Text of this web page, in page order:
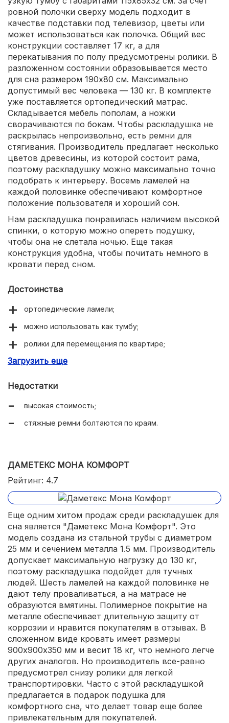
ровной полочки сверху модель подходит в
качестве подставки под телевизор, цветы или
может использоваться как полочка. Общий вес
конструкции составляет 17 кг, а для
перекатывания по полу предусмотрены ролики. В
разложенном состоянии образовывается место
для сна размером 190х80 см. Максимально
допустимый вес человека — 130 кг. В комплекте
уже поставляется ортопедический матрас.
Складывается мебель пополам, а ножки
сворачиваются по бокам. Чтобы раскладушка не
раскрылась непроизвольно, есть ремни для
стягивания. Производитель предлагает несколько
цветов древесины, из которой состоит рама,
поэтому раскладушку можно максимально точно
подобрать к интерьеру. Восемь ламелей на
каждой половинке обеспечивают комфортное
положение пользователя и хороший сон.
Нам раскладушка понравилась наличием высокой
спинки, о которую можно опереть подушку,
чтобы она не слетала ночью. Еще такая
конструкция удобна, чтобы почитать немного в
кровати перед сном.
Достоинства
ортопедические ламели;
можно использовать как тумбу;
ролики для перемещения по квартире;
есть деревянная спинка.
Загрузить еще
Недостатки
высокая стоимость;
стяжные ремни болтаются по краям.
ДАМЕТЕКС МОНА КОМФОРТ
Рейтинг: 4.7
Еще одним хитом продаж среди раскладушек для
сна является "Даметекс Мона Комфорт". Это
модель создана из стальной трубы с диаметром
25 мм и сечением металла 1.5 мм. Производитель
допускает максимальную нагрузку до 130 кг,
поэтому раскладушка подойдет для тучных
людей. Шесть ламелей на каждой половинке не
дают телу проваливаться, а на матрасе не
образуются вмятины. Полимерное покрытие на
металле обеспечивает длительную защиту от
коррозии и нравится покупателям в отзывах. В
сложенном виде кровать имеет размеры
900х900х350 мм и весит 18 кг, что немного легче
других аналогов. Но производитель все-равно
предусмотрел снизу ролики для легкой
транспортировки. Часто с этой раскладушкой
предлагается в подарок подушка для
комфортного сна, что делает товар еще более
привлекательным для покупателей.